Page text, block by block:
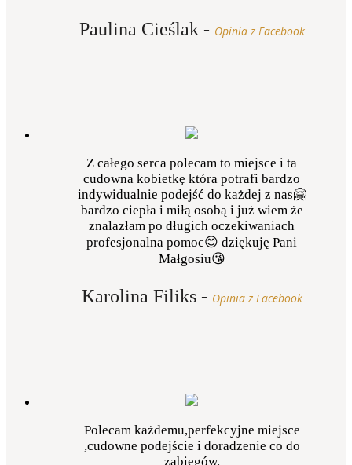
Paulina Cieślak- Opinia z Facebook
Z całego serca polecam to miejsce i ta
cudowna kobietkę która potrafi bardzo
indywidualnie podejść do każdej z nas🤗
bardzo ciepła i miłą osobą i już wiem że
znalazłam po długich oczekiwaniach
profesjonalna pomoc😊 dziękuję Pani
Małgosiu😘
Karolina Filiks- Opinia z Facebook
Polecam każdemu,perfekcyjne miejsce
,cudowne podejście i doradzenie co do
zabiegów.